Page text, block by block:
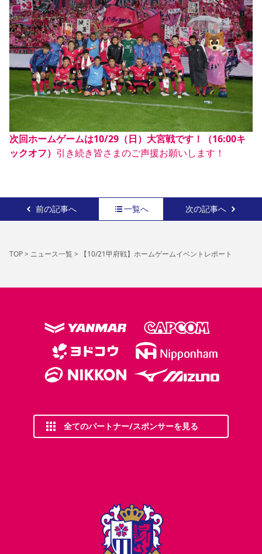
次回ホームゲームは10/29（日）大宮戦です！（16:00キ
ックオフ） 引き続き皆さまのご声援お願いします！
前の記事へ 一覧へ 次の記事へ
TOP> ニュース一覧> 【10/21甲府戦】ホームゲームイベントレポート
全てのパートナー/スポンサーを見る